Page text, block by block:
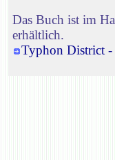
Das Buch ist im
erhältlich.
Typhon District -